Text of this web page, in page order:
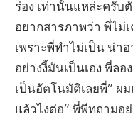
ร่อง เท่านั้นแหล่ะครับตั
อยากสารภาพว่า พี่ไม่
เพราะพี่ทำไม่เป็น น่า
อย่างงี้มันเป็นเอง พี่ล
เป็นอัตโนมัติเลยพี่” ผ
แล้วไงต่อ” พี่พีทถามอ